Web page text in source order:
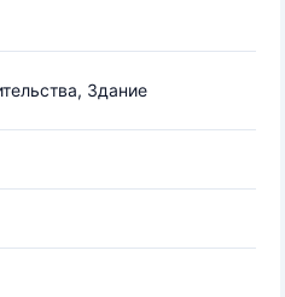
Здание